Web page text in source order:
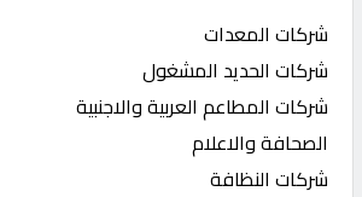
الدليل
القطري
شركات المعدات
شركات الحديد المشغول
شركات المطاعم العربية والاجنبية
الصحافة والاعلام
شركات النظافة